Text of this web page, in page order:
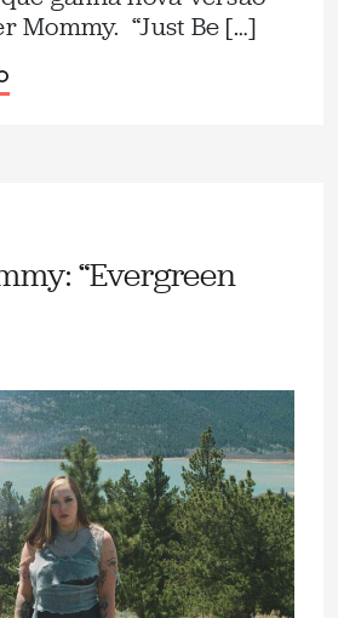
Mommy. “Just Be […]
“Evergreen